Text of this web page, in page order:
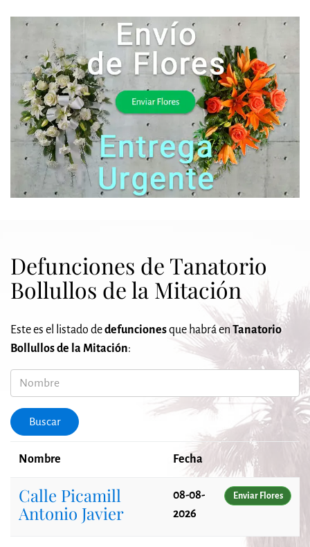
Defunciones de Tanatorio
Bollullos de la Mitación
Este es el listado dedefuncionesque habrá en Tanatorio
Bollullos de la Mitación:
Nombre
Buscar
Nombre Fecha
Calle Picamill
Antonio Javier
08-08-
2026
Enviar Flores